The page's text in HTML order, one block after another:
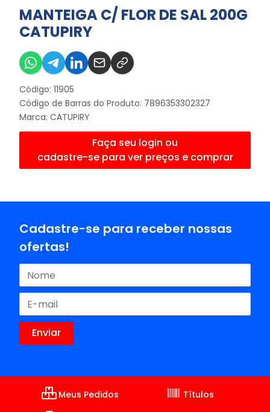
MANTEIGA C/ FLOR DE SAL 200G
CATUPIRY
Código: 11905
Código de Barras do Produto: 7896353302327
Marca: CATUPIRY
Faça seu login ou
cadastre-se para ver preços e comprar
Cadastre-se para receber nossas
ofertas!
Meus Pedidos
Títulos